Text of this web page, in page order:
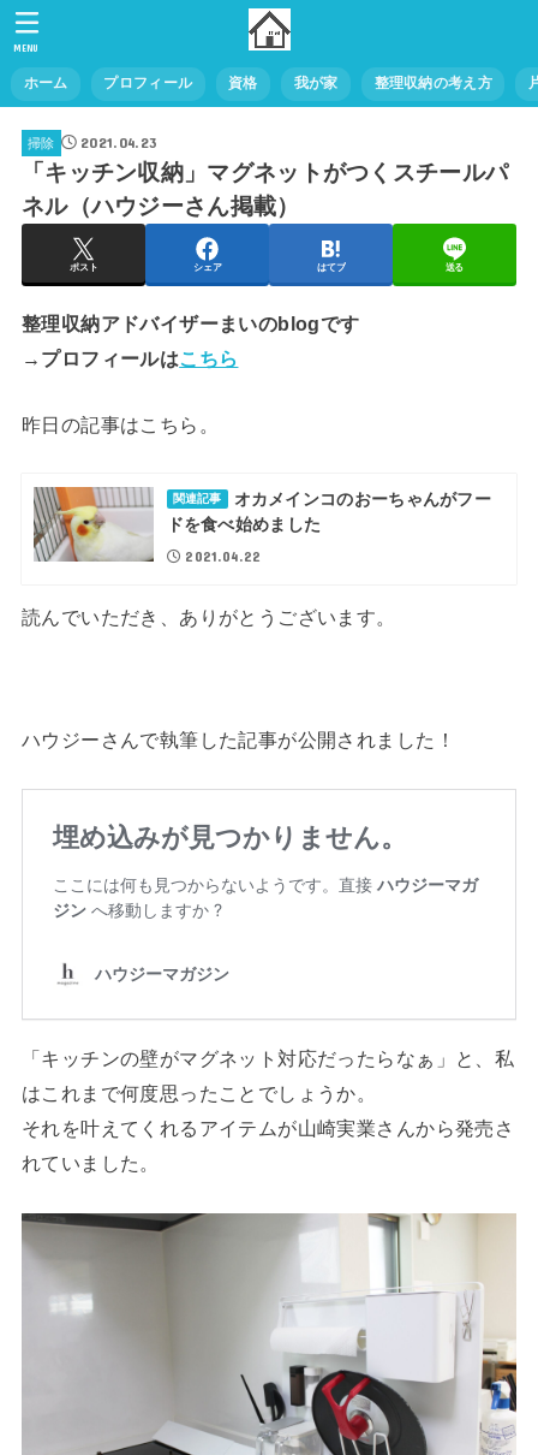
ホーム プロフィール 資格 我が家 整理収納の考え方
MENU
掃除 2021.04.23
「キッチン収納」マグネットがつくスチールパ
ネル（ハウジーさん掲載）
ポスト シェア はてブ 送る
整理収納アドバイザーまいのblogです
→プロフィールはこちら
昨日の記事はこちら。
関連記事
オカメインコのおーちゃんがフー
ドを食べ始めました
2021.04.22
読んでいただき、ありがとうございます。
ハウジーさんで執筆した記事が公開されました！
「キッチンの壁がマグネット対応だったらなぁ」と、私
はこれまで何度思ったことでしょうか。
それを叶えてくれるアイテムが山崎実業さんから発売さ
れていました。